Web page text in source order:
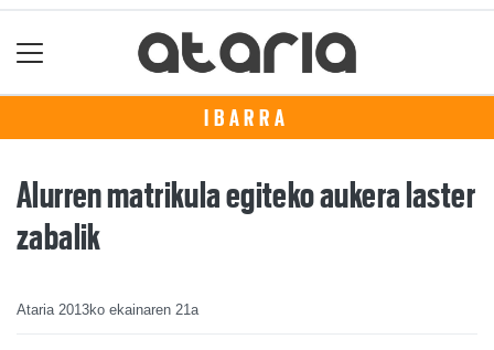
IBARRA
Alurren matrikula egiteko aukera laster
zabalik
Ataria 2013ko ekainaren 21a